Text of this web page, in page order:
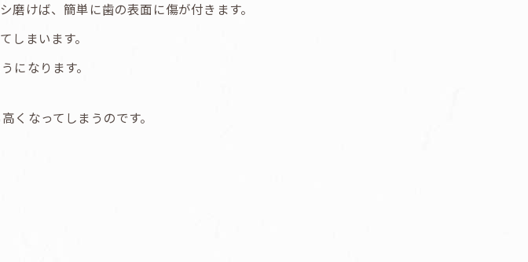
けば、簡単に歯の表面に傷が付きます。
しまいます。
になります。
くなってしまうのです。